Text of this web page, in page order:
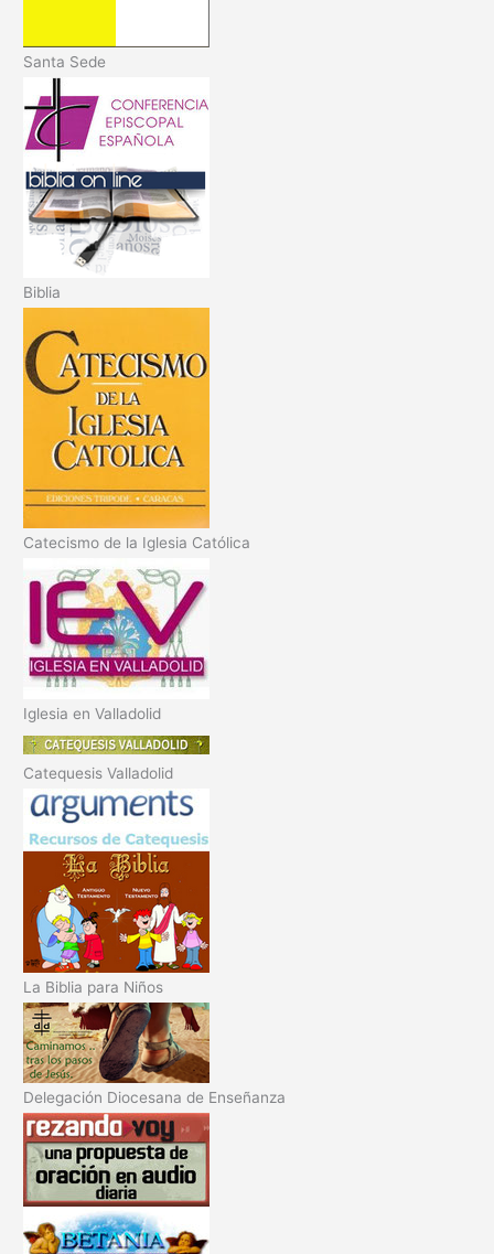
Santa Sede
Biblia
Catecismo de la Iglesia Católica
Iglesia en Valladolid
Catequesis Valladolid
La Biblia para Niños
Delegación Diocesana de Enseñanza